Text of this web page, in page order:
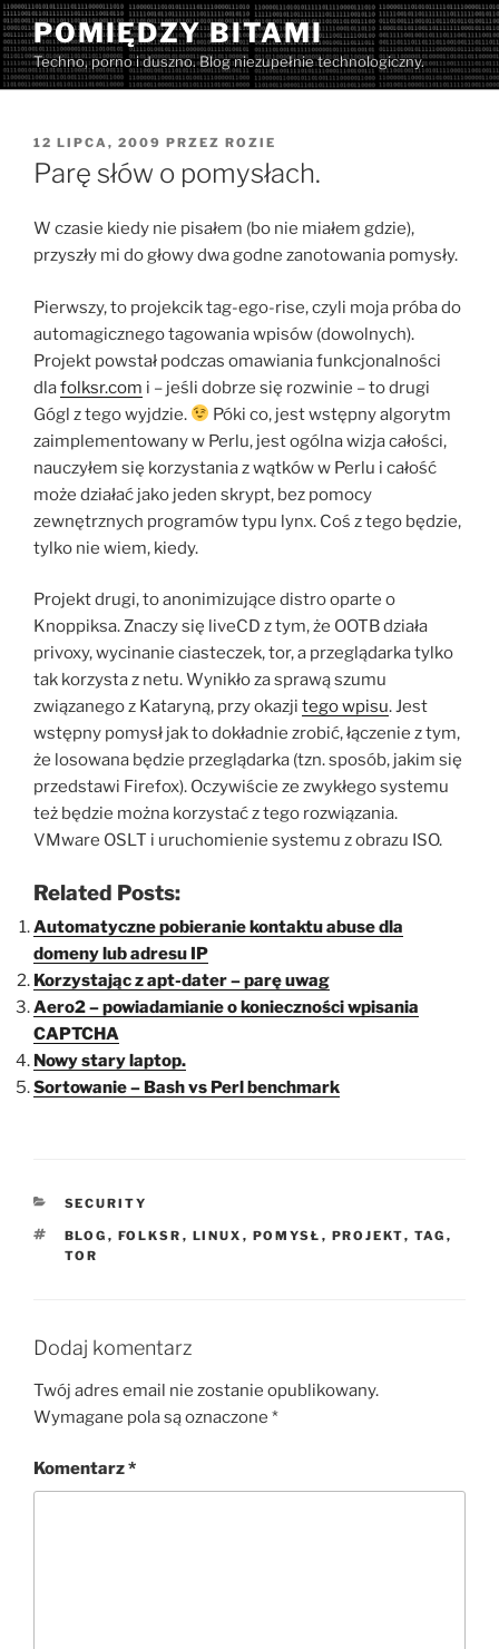
Przejdź
do
treści
POMIĘDZY BITAMI
Techno, porno i duszno. Blog niezupełnie technologiczny.
OPUBLIKOWANE
W
12 LIPCA, 2009 PRZEZ ROZIE
Parę słów o pomysłach.
W czasie kiedy nie pisałem (bo nie miałem gdzie),
przyszły mi do głowy dwa godne zanotowania pomysły.
Pierwszy, to projekcik tag-ego-rise, czyli moja próba do
automagicznego tagowania wpisów (dowolnych).
Projekt powstał podczas omawiania funkcjonalności
dlafolksr.com i – jeśli dobrze się rozwinie – to drugi
Gógl z tego wyjdzie.
Póki co, jest wstępny algorytm
zaimplementowany w Perlu, jest ogólna wizja całości,
nauczyłem się korzystania z wątków w Perlu i całość
może działać jako jeden skrypt, bez pomocy
zewnętrznych programów typu lynx. Coś z tego będzie,
tylko nie wiem, kiedy.
Projekt drugi, to anonimizujące distro oparte o
Knoppiksa. Znaczy się liveCD z tym, że OOTB działa
privoxy, wycinanie ciasteczek, tor, a przeglądarka tylko
tak korzysta z netu. Wynikło za sprawą szumu
związanego z Kataryną, przy okazji tego wpisu. Jest
wstępny pomysł jak to dokładnie zrobić, łączenie z tym,
że losowana będzie przeglądarka (tzn. sposób, jakim się
przedstawi Firefox). Oczywiście ze zwykłego systemu
też będzie można korzystać z tego rozwiązania.
VMware OSLT i uruchomienie systemu z obrazu ISO.
Related Posts:
Automatyczne pobieranie kontaktu abuse dla
domeny lub adresu IP
Korzystając z apt-dater – parę uwag
Aero2 – powiadamianie o konieczności wpisania
CAPTCHA
Nowy stary laptop.
Sortowanie – Bash vs Perl benchmark
KATEGORIE
SECURITY
TAGI
BLOG , FOLKSR , LINUX , POMYSŁ , PROJEKT, TAG ,
TOR
Dodaj komentarz
Twój adres email nie zostanie opublikowany.
Wymagane pola są oznaczone *
Komentarz*